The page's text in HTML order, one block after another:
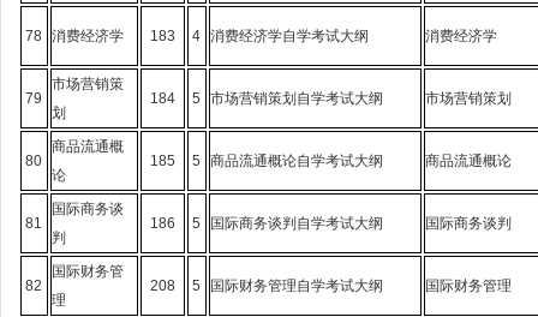
78 消费经济学 183 4 消费经济学自学考试大纲 消费经济学
79
市场营销策
划
184 5 市场营销策划自学考试大纲 市场营销策划
80
商品流通概
论
185 5 商品流通概论自学考试大纲 商品流通概论
81
国际商务谈
判
186 5 国际商务谈判自学考试大纲 国际商务谈判
82
国际财务管
理
208 5 国际财务管理自学考试大纲 国际财务管理